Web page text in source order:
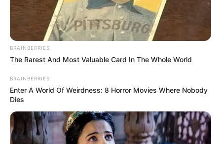
BRAINBERRIES
The Rarest And Most Valuable Card In The Whole World
BRAINBERRIES
Enter A World Of Weirdness: 8 Horror Movies Where Nobody
Dies